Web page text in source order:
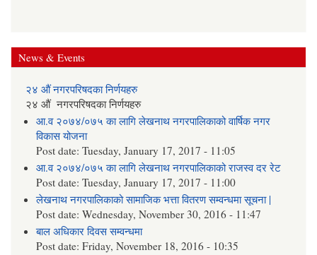
News & Events
२४ औं नगरपरिषदका निर्णयहरु
२४ औं नगरपरिषदका निर्णयहरु
आ.व २०७४/०७५ का लागि लेखनाथ नगरपालिकाको वार्षिक नगर
विकास योजना
Post date:Tuesday, January 17, 2017 - 11:05
आ.व २०७४/०७५ का लागि लेखनाथ नगरपालिकाको राजस्व दर रेट
Post date:Tuesday, January 17, 2017 - 11:00
लेखनाथ नगरपालिकाको सामाजिक भत्ता वितरण सम्वन्धमा सूचना |
Post date:Wednesday, November 30, 2016 - 11:47
बाल अधिकार दिवस सम्वन्धमा
Post date:Friday, November 18, 2016 - 10:35